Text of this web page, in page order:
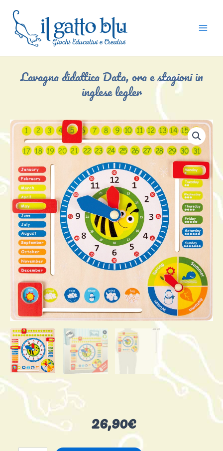
contenuto
Lavagna didattica Data, ora e stagioni in
inglese legler
26,90€